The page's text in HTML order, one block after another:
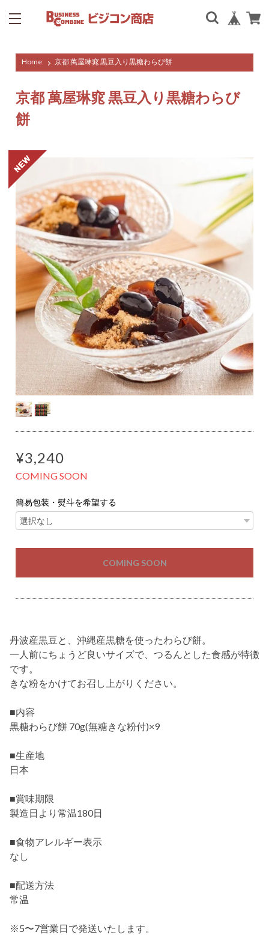
Home 京都 萬屋琳窕 黒豆入り黒糖わらび餅
京都 萬屋琳窕 黒豆入り黒糖わらび
餅
¥3,240
COMING SOON
簡易包装・熨斗を希望する
COMING SOON
丹波産黒豆と、沖縄産黒糖を使ったわらび餅。
一人前にちょうど良いサイズで、つるんとした食感が特徴
です。
きな粉をかけてお召し上がりください。
■内容
黒糖わらび餅 70g(無糖きな粉付)×9
■生産地
日本
■賞味期限
製造日より常温180日
■食物アレルギー表示
なし
■配送方法
常温
※5〜7営業日で発送いたします。